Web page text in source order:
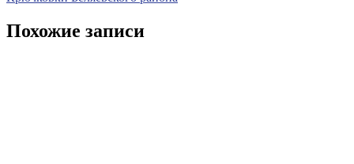
Похожие записи